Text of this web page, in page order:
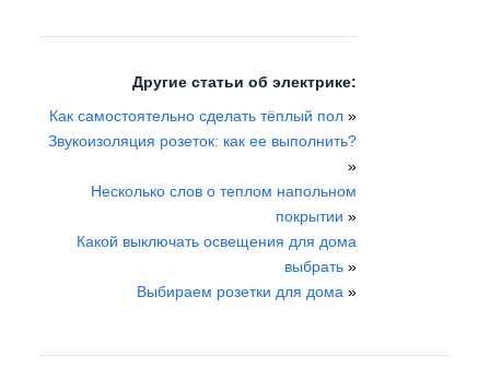
Другие статьи об электрике:
Как самостоятельно сделать тёплый пол»
Звукоизоляция розеток: как ее выполнить?
»
Несколько слов о теплом напольном
покрытии »
Какой выключать освещения для дома
выбрать»
Выбираем розетки для дома »